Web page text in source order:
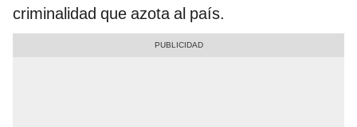
criminalidad que azota al país.